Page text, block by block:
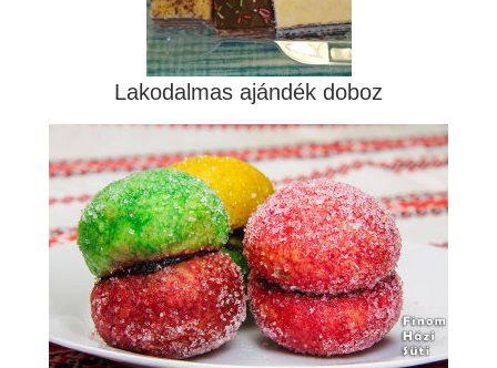
Lakodalmas ajándék doboz